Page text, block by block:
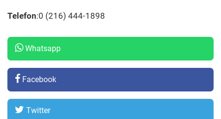
Telefon:0 (216) 444-1898
Whatsapp
Facebook
Twitter